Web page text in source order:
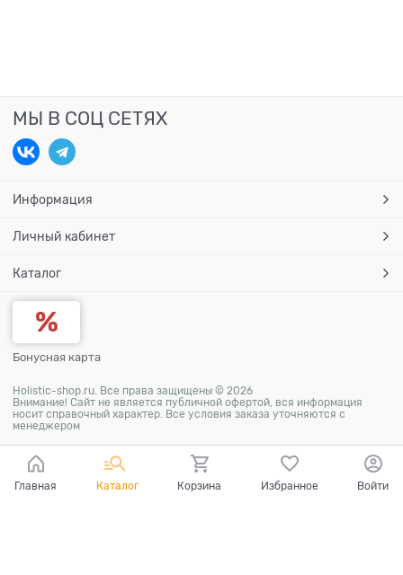
МЫ В СОЦ СЕТЯХ
Информация
Личный кабинет
Каталог
Бонусная карта
Holistic-shop.ru. Все права защищены © 2026
Внимание! Сайт не является публичной офертой, вся информация
носит справочный характер. Все условия заказа уточняются с
менеджером
Главная Каталог Корзина Избранное Войти